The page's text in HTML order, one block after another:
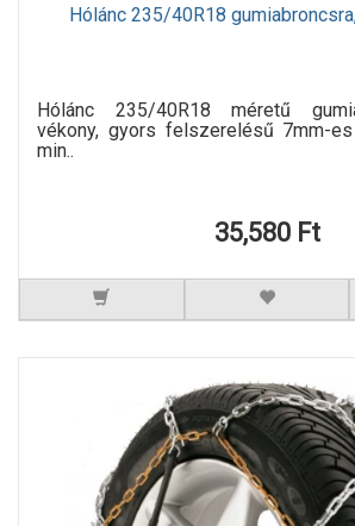
Hólánc 235/40R18
Hólánc 235/40R18 méretű
vékony, gyors felszerelésű 7mm-
min..
35,580 Ft